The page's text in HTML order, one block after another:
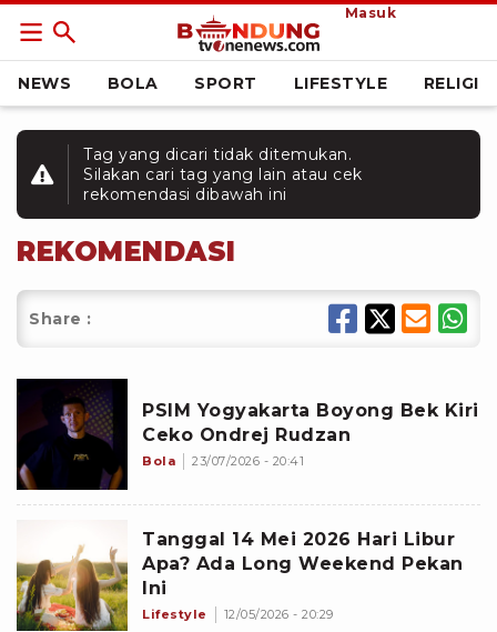
Masuk
NEWS BOLA SPORT LIFESTYLE RELIGI
Tag yang dicari tidak ditemukan.
Silakan cari tag yang lain atau cek
rekomendasi dibawah ini
REKOMENDASI
Share :
PSIM Yogyakarta Boyong Bek Kiri
Ceko Ondrej Rudzan
Bola 23/07/2026 - 20:41
Tanggal 14 Mei 2026 Hari Libur
Apa? Ada Long Weekend Pekan
Ini
Lifestyle 12/05/2026 - 20:29